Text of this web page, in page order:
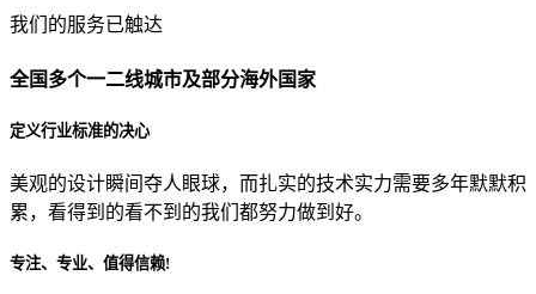
贵公司预算范围是？
贵公司的团队规模是？
目前主要的营销渠道是？
我们的服务已触达
全国多个一二线城市及部分海外国家
定义行业标准的决心
美观的设计瞬间夺人眼球，而扎实的技术实力需要多年默默积
累，看得到的看不到的我们都努力做到好。
专注、专业、值得信赖!